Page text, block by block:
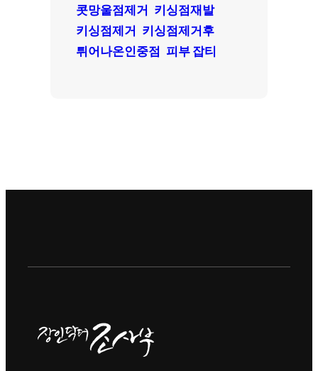
콧망울점제거 키싱점재발
키싱점제거 키싱점제거후
튀어나온인중점 피부 잡티